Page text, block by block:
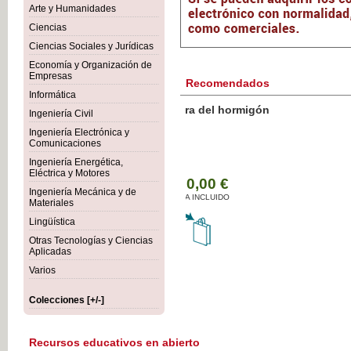
Arte y Humanidades
Ciencias
Ciencias Sociales y Jurídicas
Economía y Organización de
Empresas
Informática
Ingeniería Civil
Ingeniería Electrónica y
Comunicaciones
Ingeniería Energética,
Eléctrica y Motores
Ingeniería Mecánica y de
Materiales
Lingüística
Otras Tecnologías y Ciencias
Aplicadas
Varios
Colecciones [+/-]
Recomendados
Botánica Agroalimentaria
Recursos educativos en abierto